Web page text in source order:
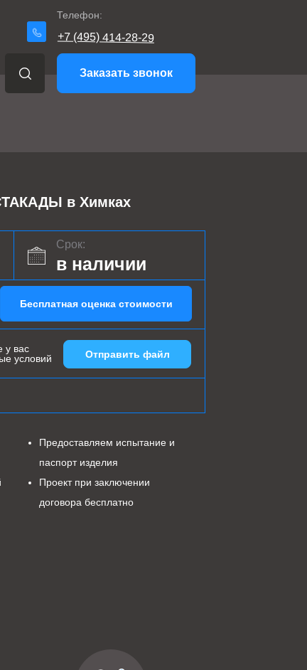
Телефон:
+7 (495) 414-28-29
Заказать звонок
в Химках
Срок:
в наличии
Бесплатная оценка стоимости
у вас
условий
Предоставляем испытание и
паспорт изделия
Проект при заключении
договора бесплатно
Отправить файл